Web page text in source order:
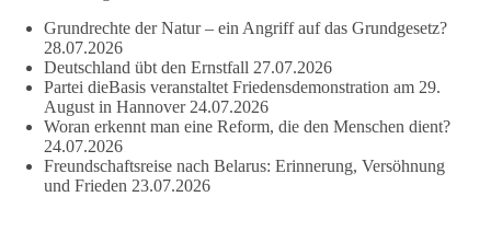
219 7 55
DieBasis
2 Tage(n) zuvor
Wusstest du, dass Kooperation in Sachfragen etwas anderes ist
als eine feste Koalition?
Grundrechte der Natur – ein Angriff auf das Grundgesetz?
28.07.2026
Deutschland übt den Ernstfall 27.07.2026
Partei dieBasis veranstaltet Friedensdemonstration am 29.
August in Hannover 24.07.2026
Woran erkennt man eine Reform, die den Menschen dient?
24.07.2026
Freundschaftsreise nach Belarus: Erinnerung, Versöhnung
und Frieden 23.07.2026